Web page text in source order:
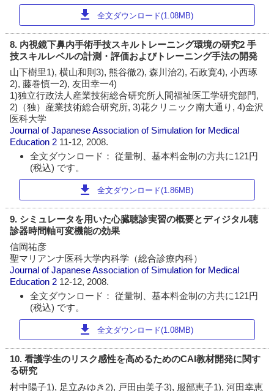
download 全文ダウンロード(1.08MB)
8. 内視鏡下鼻内手術手技スキルトレーニング環境の研究2 手
技スキルレベルの計測・評価およびトレーニング手法の開発
山下樹里1), 横山和則3), 熊谷徹2), 森川治2), 石政寛4), 小西琢
2), 藤巻慎一2), 友田幸一4)
1)独立行政法人産業技術総合研究所人間福祉医工学研究部門,
2)（独）産業技術総合研究所, 3)花クリニック南大通り, 4)金沢
医科大学
Journal of Japanese Association of Simulation for Medical
Education 2 11-12, 2008.
全文ダウンロード： 従量制、基本料金制の方共に121円
(税込) です。
download 全文ダウンロード(1.86MB)
9. シミュレータを用いた心臓聴診実習の概要とディジタル聴
診器時間軸可変機能の効果
信岡祐彦
聖マリアンナ医科大学内科学（総合診療内科）
Journal of Japanese Association of Simulation for Medical
Education 2 12-12, 2008.
全文ダウンロード： 従量制、基本料金制の方共に121円
(税込) です。
download 全文ダウンロード(1.08MB)
10. 看護学生のリスク感性を高めるためのCAI教材開発に関す
る研究
村中陽子1), 足立みゆき2), 戸田由美子3), 服部恵子1), 河田幸恵